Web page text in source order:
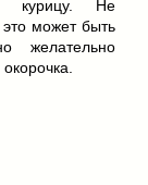
курицу. Не
может быть
желательно